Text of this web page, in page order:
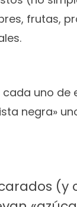
frutas,
uno de
negra»
(y